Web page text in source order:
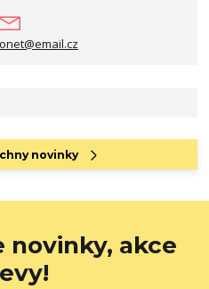
novinky
novinky, akce